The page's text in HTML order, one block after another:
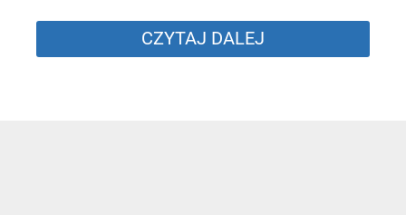
CZYTAJ DALEJ